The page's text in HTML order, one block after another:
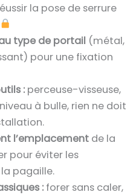
la pose de serrure
type de portail(métal,
pour une fixation
:perceuse-visseuse,
à bulle, rien ne doit
l’emplacementde la
pour éviter les
pagaille.
:forer sans caler,